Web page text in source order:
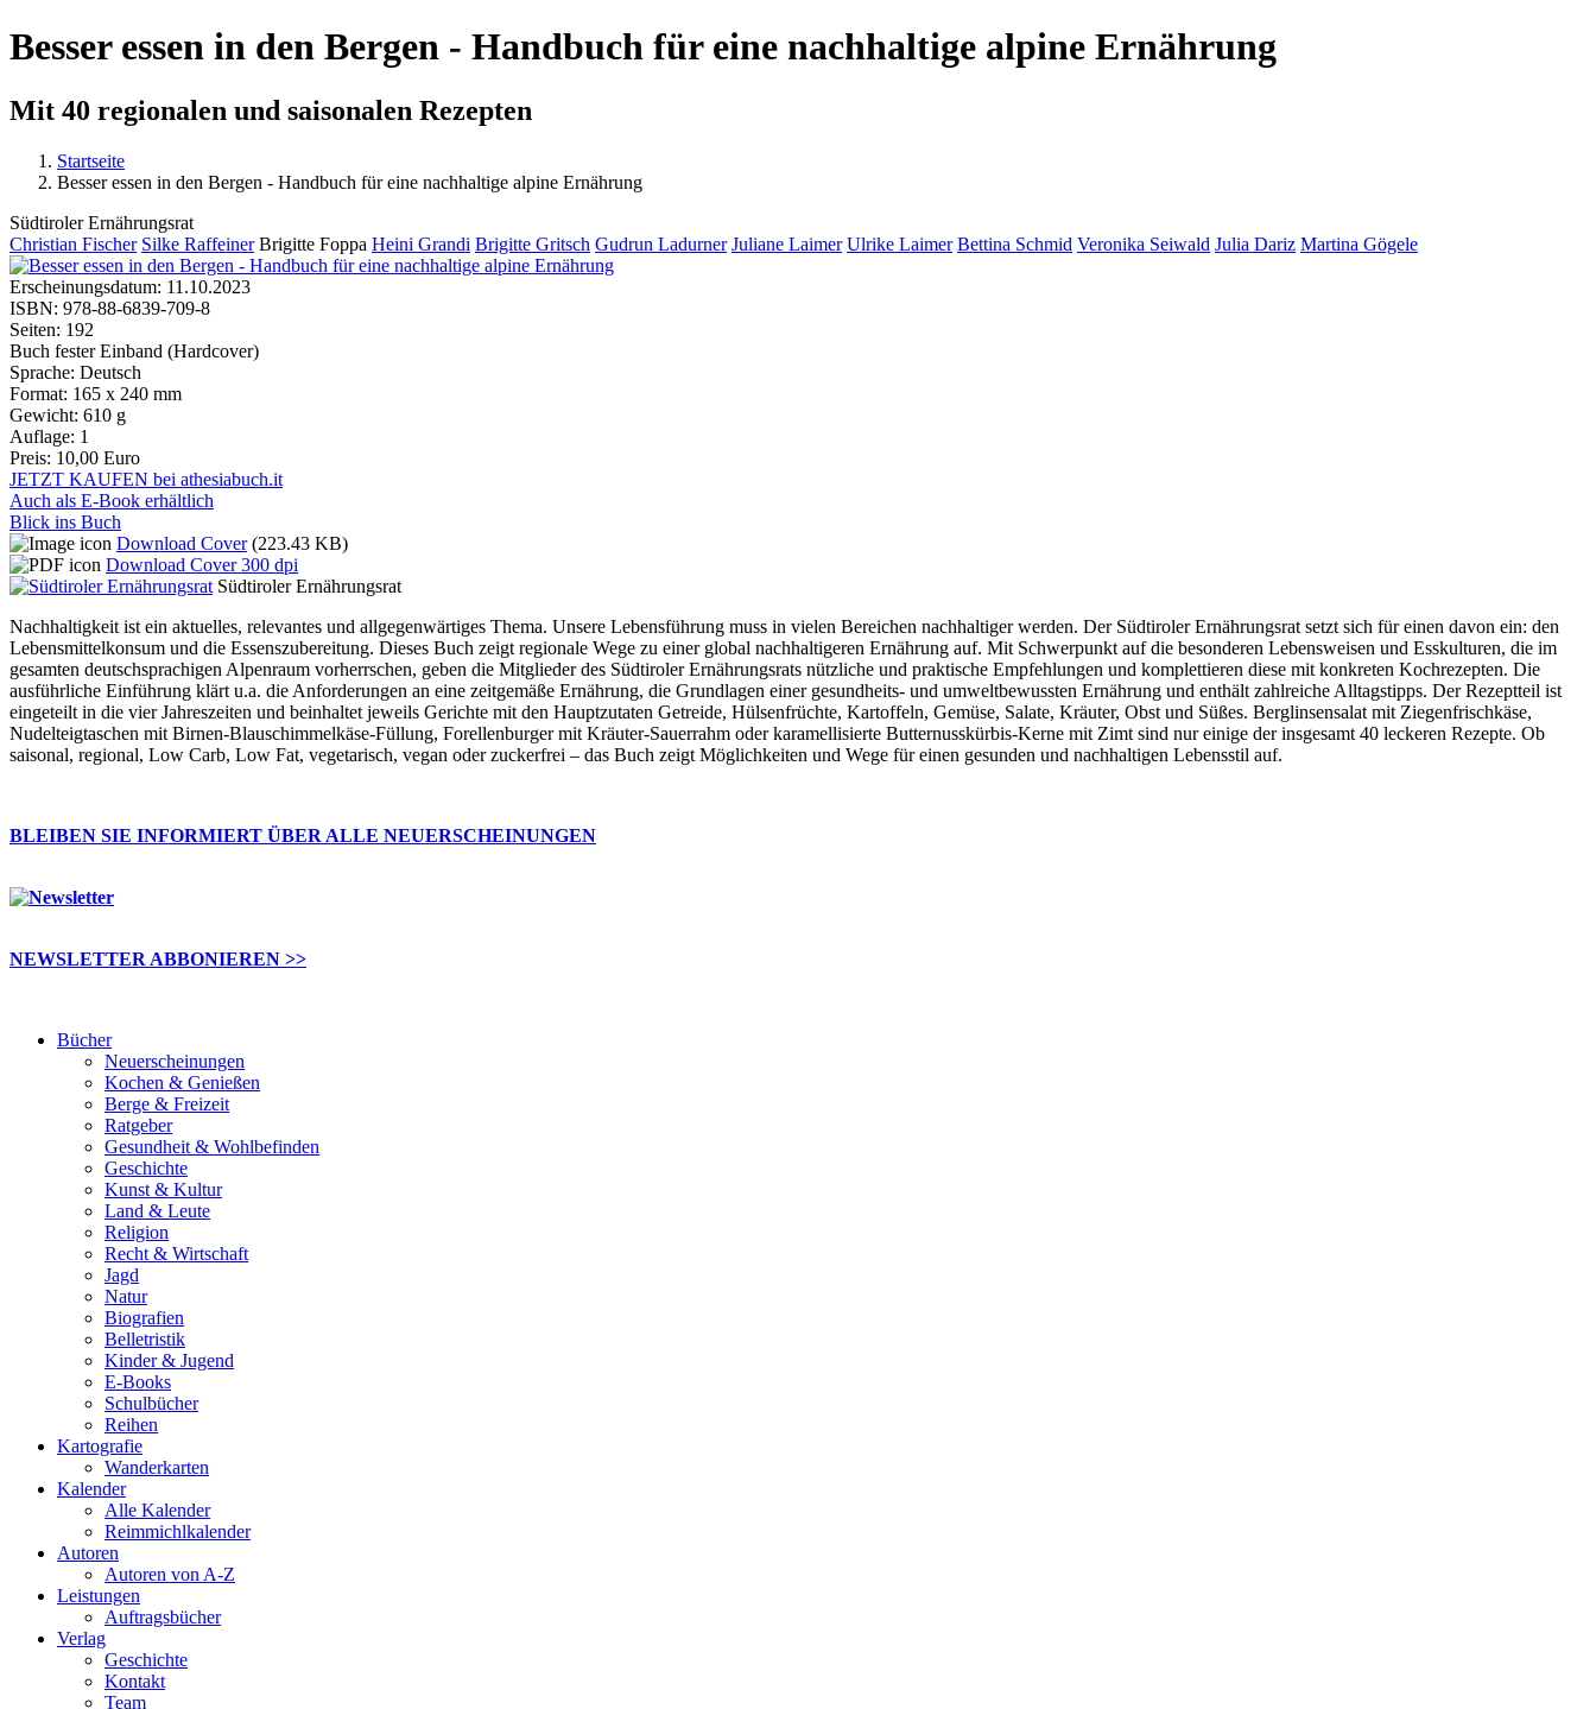
Besser essen in den Bergen - Handbuch für eine nachhaltige alpine Ernährung
Mit 40 regionalen und saisonalen Rezepten
Sie sind hier
Startseite
Besser essen in den Bergen - Handbuch für eine nachhaltige alpine Ernährung
Südtiroler Ernährungsrat
Christian Fischer Silke Raffeiner Brigitte Foppa Heini Grandi Brigitte Gritsch Gudrun Ladurner Juliane Laimer Ulrike Laimer Bettina Schmid Veronika Seiwald Julia Dariz Martina Gögele
Erscheinungsdatum: 11.10.2023
ISBN: 978-88-6839-709-8
Seiten: 192
Buch fester Einband (Hardcover)
Sprache: Deutsch
Format: 165 x 240 mm
Gewicht: 610 g
Auflage: 1
Preis: 10,00 Euro
JETZT KAUFEN bei athesiabuch.it
Auch als E-Book erhältlich
Blick ins Buch
Download Cover (223.43 KB)
Download Cover 300 dpi
Südtiroler Ernährungsrat
Nachhaltigkeit ist ein aktuelles, relevantes und allgegenwärtiges Thema. Unsere Lebensführung muss in vielen Bereichen nachhaltiger werden. Der Südtiroler Ernährungsrat setzt sich für einen davon ein: den
Lebensmittelkonsum und die Essenszubereitung. Dieses Buch zeigt regionale Wege zu einer global nachhaltigeren Ernährung auf. Mit Schwerpunkt auf die besonderen Lebensweisen und Esskulturen, die im
gesamten deutschsprachigen Alpenraum vorherrschen, geben die Mitglieder des Südtiroler Ernährungsrats nützliche und praktische Empfehlungen und komplettieren diese mit konkreten Kochrezepten. Die
ausführliche Einführung klärt u.a. die Anforderungen an eine zeitgemäße Ernährung, die Grundlagen einer gesundheits- und umweltbewussten Ernährung und enthält zahlreiche Alltagstipps. Der Rezeptteil ist
eingeteilt in die vier Jahreszeiten und beinhaltet jeweils Gerichte mit den Hauptzutaten Getreide, Hülsenfrüchte, Kartoffeln, Gemüse, Salate, Kräuter, Obst und Süßes. Berglinsensalat mit Ziegenfrischkäse,
Nudelteigtaschen mit Birnen-Blauschimmelkäse-Füllung, Forellenburger mit Kräuter-Sauerrahm oder karamellisierte Butternusskürbis-Kerne mit Zimt sind nur einige der insgesamt 40 leckeren Rezepte. Ob
saisonal, regional, Low Carb, Low Fat, vegetarisch, vegan oder zuckerfrei – das Buch zeigt Möglichkeiten und Wege für einen gesunden und nachhaltigen Lebensstil auf.
BLEIBEN SIE INFORMIERT ÜBER ALLE NEUERSCHEINUNGEN
NEWSLETTER ABBONIEREN >>
Bücher
Neuerscheinungen
Kochen & Genießen
Berge & Freizeit
Ratgeber
Gesundheit & Wohlbefinden
Geschichte
Kunst & Kultur
Land & Leute
Religion
Recht & Wirtschaft
Jagd
Natur
Biografien
Belletristik
Kinder & Jugend
E-Books
Schulbücher
Reihen
Kartografie
Wanderkarten
Kalender
Alle Kalender
Reimmichlkalender
Autoren
Autoren von A-Z
Leistungen
Auftragsbücher
Verlag
Geschichte
Kontakt
Team